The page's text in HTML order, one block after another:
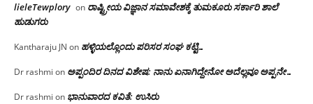
lieleTewplory on ರಾಷ್ಟ್ರೀಯ ವಿಜ್ಞಾನ ಸಮಾವೇಶಕ್ಕೆ‌ ತುಮಕೂರು ಸರ್ಕಾರಿ ಶಾಲೆ
ಹುಡುಗರು
Kantharaju JN on ಹಳ್ಳಿಯಲ್ಲೊಂದು ಪರಿಸರ ಸಂಘ ಕಟ್ಟಿ…
Dr rashmi on ಅಪ್ಪಂದಿರ ದಿನದ ವಿಶೇಷ: ನಾನು ಏನಾಗಿದ್ದೇನೋ‌ ಅದೆಲ್ಲವೂ ಅಪ್ಪನೇ…
Dr rashmi on ಭಾನುವಾರದ ಕವಿತೆ: ಉಸಿರು